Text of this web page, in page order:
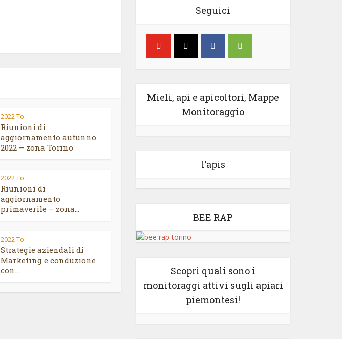
2022 To
Riunioni di
aggiornamento autunno
2022 – zona Torino
2022 To
Riunioni di
aggiornamento
primaverile – zona...
2022 To
Strategie aziendali di
Marketing e conduzione
con...
Seguici
Mieli, api e apicoltori, Mappe
Monitoraggio
l’apis
BEE RAP
Scopri quali sono i
monitoraggi attivi sugli apiari
piemontesi!